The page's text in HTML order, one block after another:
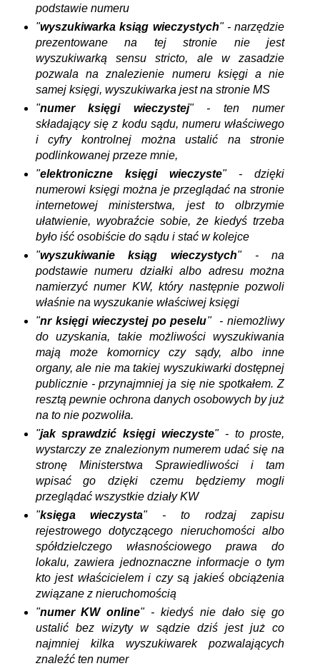
podstawie numeru
"wyszukiwarka ksiąg wieczystych" - narzędzie
prezentowane na tej stronie nie jest
wyszukiwarką sensu stricto, ale w zasadzie
pozwala na znalezienie numeru księgi a nie
samej księgi, wyszukiwarka jest na stronie MS
"numer księgi wieczystej" - ten numer
składający się z kodu sądu, numeru właściwego
i cyfry kontrolnej można ustalić na stronie
podlinkowanej przeze mnie,
"elektroniczne księgi wieczyste" - dzięki
numerowi księgi można je przeglądać na stronie
internetowej ministerstwa, jest to olbrzymie
ułatwienie, wyobraźcie sobie, że kiedyś trzeba
było iść osobiście do sądu i stać w kolejce
"wyszukiwanie ksiąg wieczystych" - na
podstawie numeru działki albo adresu można
namierzyć numer KW, który następnie pozwoli
właśnie na wyszukanie właściwej księgi
"nr księgi wieczystej po peselu" - niemożliwy
do uzyskania, takie możliwości wyszukiwania
mają może komornicy czy sądy, albo inne
organy, ale nie ma takiej wyszukiwarki dostępnej
publicznie - przynajmniej ja się nie spotkałem. Z
resztą pewnie ochrona danych osobowych by już
na to nie pozwoliła.
"jak sprawdzić księgi wieczyste" - to proste,
wystarczy ze znalezionym numerem udać się na
stronę Ministerstwa Sprawiedliwości i tam
wpisać go dzięki czemu będziemy mogli
przeglądać wszystkie działy KW
"księga wieczysta" - to rodzaj zapisu
rejestrowego dotyczącego nieruchomości albo
spółdzielczego własnościowego prawa do
lokalu, zawiera jednoznaczne informacje o tym
kto jest właścicielem i czy są jakieś obciążenia
związane z nieruchomością
"numer KW online" - kiedyś nie dało się go
ustalić bez wizyty w sądzie dziś jest już co
najmniej kilka wyszukiwarek pozwalających
znaleźć ten numer